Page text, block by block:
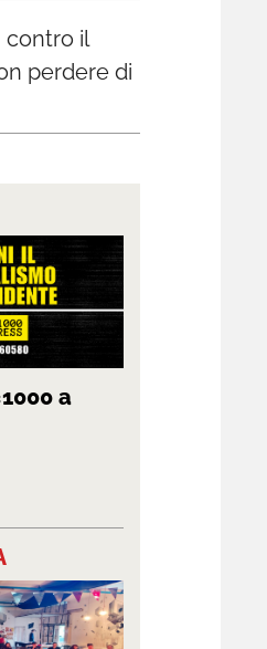
contro il
perdere di
a